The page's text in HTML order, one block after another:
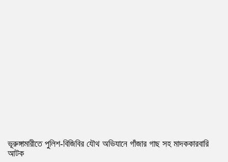
ভূরুঙ্গামারীতে পুলিশ-বিজিবির যৌথ অভিযানে গাঁজার গাছ সহ মাদককারবারি
আটক